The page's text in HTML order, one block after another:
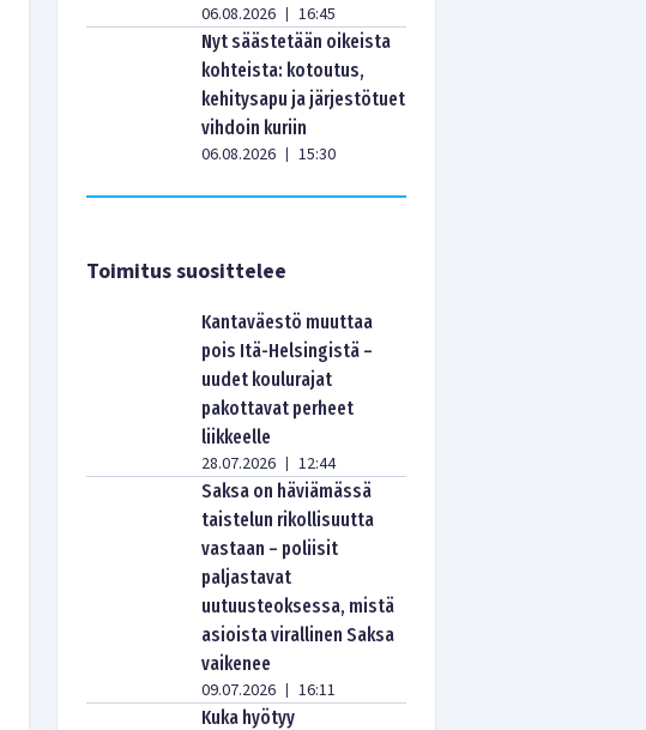
06.08.2026 | 16:45
Nyt säästetään oikeista
kohteista: kotoutus,
kehitysapu ja järjestötuet
vihdoin kuriin
06.08.2026 | 15:30
Toimitus suosittelee
Kantaväestö muuttaa
pois Itä-Helsingistä –
uudet koulurajat
pakottavat perheet
liikkeelle
28.07.2026 | 12:44
Saksa on häviämässä
taistelun rikollisuutta
vastaan – poliisit
paljastavat
uutuusteoksessa, mistä
asioista virallinen Saksa
vaikenee
09.07.2026 | 16:11
Kuka hyötyy